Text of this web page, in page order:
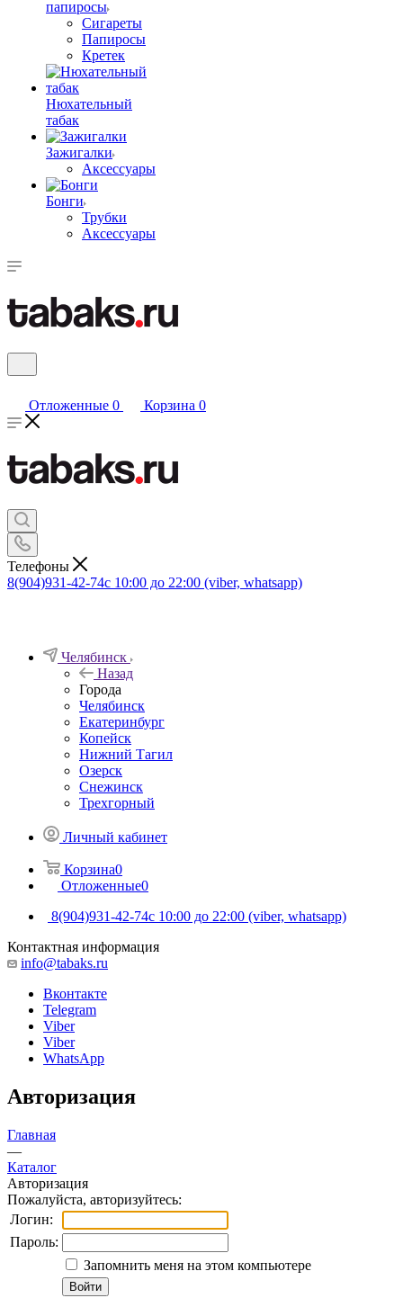
папиросы
Сигареты
Папиросы
Кретек
Нюхательный
табак
Зажигалки
Аксессуары
Бонги
Трубки
Аксессуары
Отложенные 0 Корзина 0
Телефоны
8(904)931-42-74с 10:00 до 22:00 (viber, whatsapp)
Челябинск
Назад
Города
Челябинск
Екатеринбург
Копейск
Нижний Тагил
Озерск
Снежинск
Трехгорный
Личный кабинет
Корзина0
Отложенные0
8(904)931-42-74с 10:00 до 22:00 (viber, whatsapp)
Контактная информация
info@tabaks.ru
Вконтакте
Telegram
Viber
Viber
WhatsApp
Авторизация
Главная
—
Каталог
Авторизация
Пожалуйста, авторизуйтесь:
Логин:
Пароль:
Запомнить меня на этом компьютере